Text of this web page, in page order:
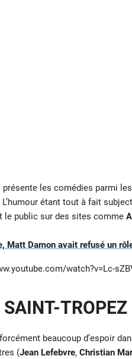
les comédies parmi
étant tout à fait
le public sur des sites comme
Matt Damon avait refusé un
watch?v=Lc-
TROPEZ
beaucoup d’espoir
(Jean Lefebvre, Christian